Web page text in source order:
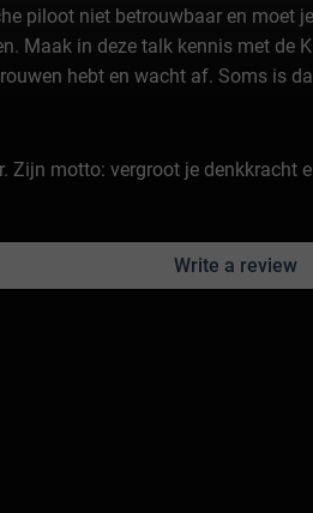
piloot niet betrouwbaar en moet
Maak in deze talk kennis met
hebt en wacht af. Soms is
Zijn motto: vergroot je denkkracht
Write a review